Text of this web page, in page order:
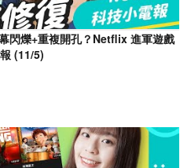
閃爍+重複開孔？Netflix 進軍遊戲
(11/5)